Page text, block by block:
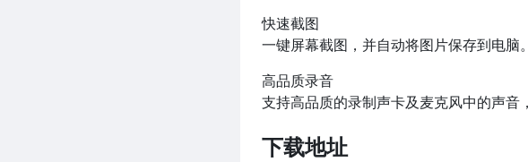
快速截图
一键屏幕截图，并自动将图片保存到电脑。
高品质录音
支持高品质的录制声卡及麦克风中的声音
下载地址